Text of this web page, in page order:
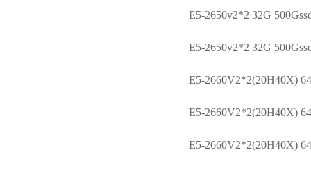
E5-2650v2*2 32G
E5-2650v2*2 32G
E5-2660V2*2(20H40X)
E5-2660V2*2(20H40X)
E5-2660V2*2(20H40X)